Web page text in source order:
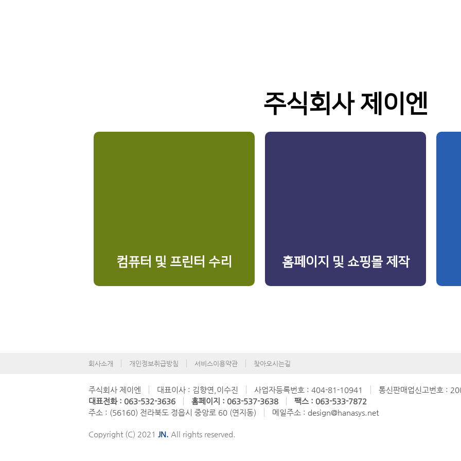
주식회사 제이엔
컴퓨터 및 프린터 수리 홈페이지 및 쇼핑몰 제작
회사소개 개인정보취급방침 서비스이용약관 찾아오시는길
주식회사 제이엔 대표이사 : 김향연,이수진 사업자등록번호 : 404-81-10941 통신판매업신고번호 :
대표전화 : 063-532-3636
홈페이지 : 063-537-3638
팩스 : 063-533-7872
주소 : (56160) 전라북도 정읍시 중앙로 60 (연지동)
메일주소 : design@hanasys.net
Copyright (C) 2021 JN. All rights reserved.